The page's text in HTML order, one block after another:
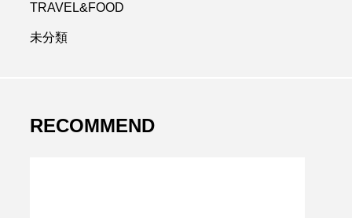
TRAVEL&FOOD
未分類
RECOMMEND